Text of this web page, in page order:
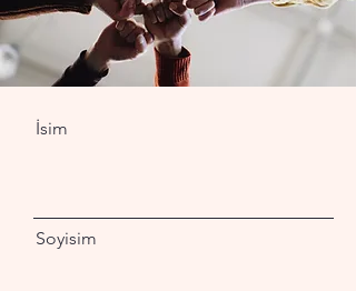
İsim
Soyisim